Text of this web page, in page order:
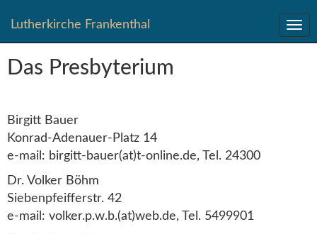
Lutherkirche Frankenthal
zum
Inhalt
springen
Das Presbyterium
Birgitt Bauer
Konrad-Adenauer-Platz 14
e-mail: birgitt-bauer(at)t-online.de, Tel. 24300
Dr. Volker Böhm
Siebenpfeifferstr. 42
e-mail: volker.p.w.b.(at)web.de, Tel. 5499901